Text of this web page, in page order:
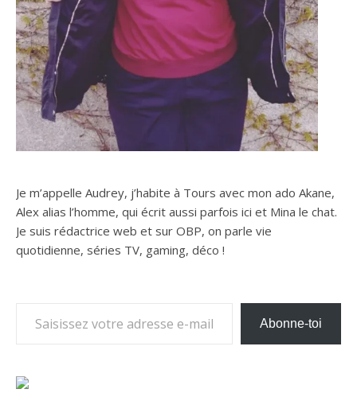
Je m’appelle Audrey, j’habite à Tours avec mon ado Akane,
Alex alias l’homme, qui écrit aussi parfois ici et Mina le chat.
Je suis rédactrice web et sur OBP, on parle vie
quotidienne, séries TV, gaming, déco !
Abonne-toi